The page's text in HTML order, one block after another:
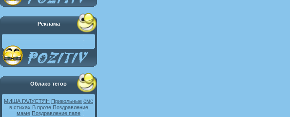
Реклама
Облако тегов
МИША ГАЛУСТЯН Прикольные смс
в стихах В прозе Поздравление
маме Поздравление папе